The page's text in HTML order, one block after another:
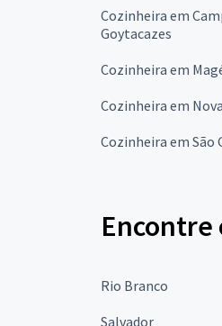
Cozinheira em
Goytacazes
Cozinheira em
Cozinheira em
Cozinheira em São
Encontre
Rio Branco
Salvador